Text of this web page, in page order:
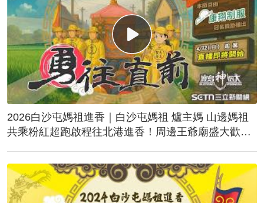
2026白沙屯媽祖進香｜白沙屯媽祖 爐主媽 山邊媽祖
共乘粉紅超跑啟程往北港進香！周邊王爺廟盛大歡